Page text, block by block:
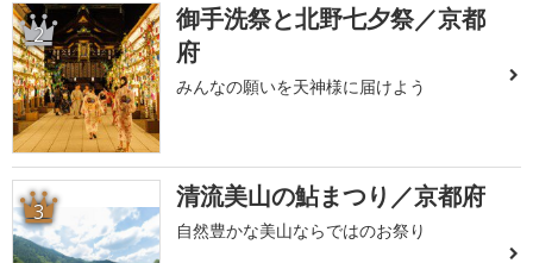
2
御手洗祭と北野七夕祭／京都
府
みんなの願いを天神様に届けよう
3 清流美山の鮎まつり／京都府
自然豊かな美山ならではのお祭り